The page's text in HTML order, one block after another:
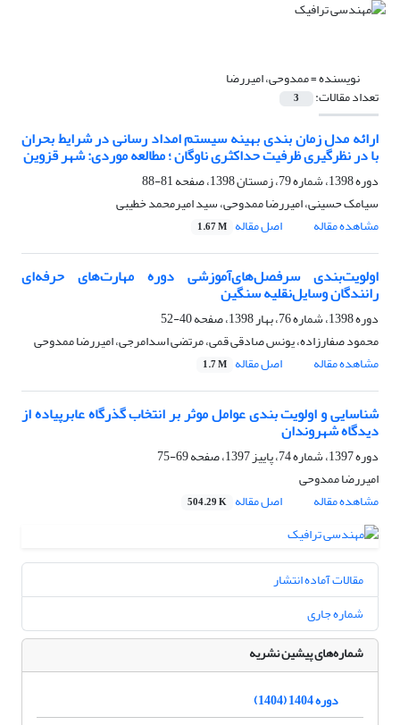
نویسنده =ممدوحی، امیررضا
تعداد مقالات: 3
ارائه مدل زمان‌ بندی بهینه سیستم امداد رسانی در شرایط بحران
با در نظرگیری ظرفیت حداکثری ناوگان ؛ مطالعه موردی: شهر قزوین
دوره 1398، شماره 79، زمستان 1398، صفحه
81-88
سیامک حسینی، امیررضا ممدوحی، سید امیرمحمد خطیبی
مشاهده مقاله
اصل مقاله 1.67 M
اولویت‌بندی سرفصل‌های‌آموزشی دوره مهارت‌های حرفه‌ای
رانندگان وسایل‌نقلیه سنگین
دوره 1398، شماره 76، بهار 1398، صفحه
40-52
محمود صفارزاده، یونس صادقی قمی، مرتضی اسدامرجی، امیررضا ممدوحی
مشاهده مقاله
اصل مقاله 1.7 M
شناسایی و اولویت‌ بندی عوامل موثر بر انتخاب گذرگاه عابرپیاده از
دیدگاه شهروندان
دوره 1397، شماره 74، پاییز 1397، صفحه
69-75
امیررضا ممدوحی
مشاهده مقاله
اصل مقاله 504.29 K
مقالات آماده انتشار
شماره جاری
شماره‌های پیشین نشریه
دوره 1404 (1404)